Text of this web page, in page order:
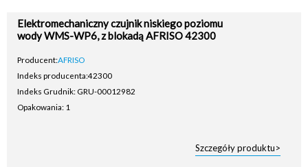
Elektromechaniczny czujnik niskiego poziomu
wody WMS-WP6, z blokadą AFRISO 42300
Producent:AFRISO
Indeks producenta:42300
Indeks Grudnik: GRU-00012982
Opakowania: 1
Szczegóły produktu>